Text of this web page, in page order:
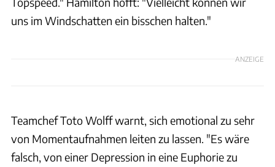
uns im Windschatten ein bisschen halten."
ANZEIGE
Teamchef Toto Wolff warnt, sich emotional zu sehr
von Momentaufnahmen leiten zu lassen. "Es wäre
falsch, von einer Depression in eine Euphorie zu